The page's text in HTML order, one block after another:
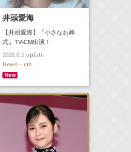
井頭愛海
【井頭愛海】『小さなお葬
式』TV-CM出演！
2026.8.3update
News - cm